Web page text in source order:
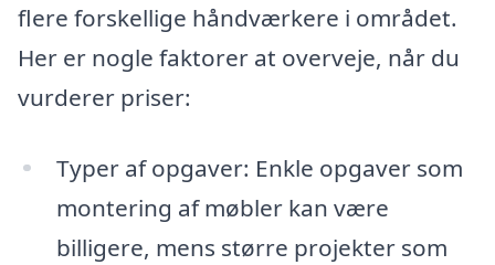
flere forskellige håndværkere i området.
Her er nogle faktorer at overveje, når du
vurderer priser:
Typer af opgaver: Enkle opgaver som
montering af møbler kan være
billigere, mens større projekter som